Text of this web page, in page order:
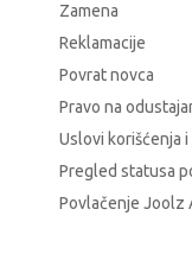
Zamena
Reklamacije
Povrat novca
Pravo na
Uslovi korišćenja
Pregled statusa
Povlačenje Joolz